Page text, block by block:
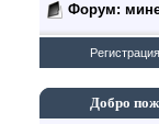
Форум:
Регистрация
Добро